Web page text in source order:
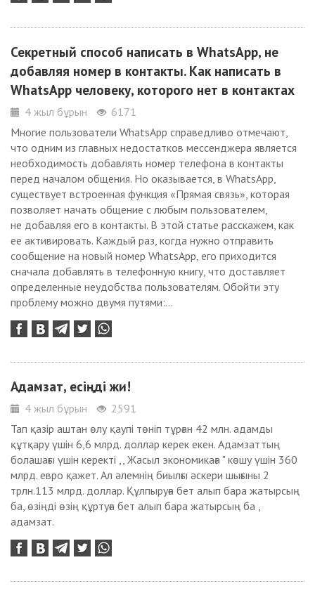
Секретный способ написать в WhatsApp, не
добавляя номер в контакты. Как написать в
WhatsApp человеку, которого нет в контактах
4 жыл бұрын
6171
Многие пользователи WhatsApp справедливо отмечают,
что одним из главных недостатков мессенджера является
необходимость добавлять номер телефона в контакты
перед началом общения. Но оказывается, в WhatsApp,
существует встроенная функция «Прямая связь», которая
позволяет начать общение с любым пользователем,
не добавляя его в контакты. В этой статье расскажем, как
ее активировать. Каждый раз, когда нужно отправить
сообщение на новый номер WhatsApp, его приходится
сначала добавлять в телефонную книгу, что доставляет
определенные неудобства пользователям. Обойти эту
проблему можно двумя путями:...
Адамзат, есіңді жи!
4 жыл бұрын
2591
Тап қазір аштан өлу қаупі төніп тұрған 42 млн. адамды
құтқару үшін 6,6 млрд. доллар керек екен. Адамзаттың
болашағы үшін керекті ,, Жасыл экономикаға " көшу үшін 360
млрд. евро қажет. Ал әлемнің биылғы әскери шығыны 2
трлн.113 млрд. доллар. Құлпыруға бет алып бара жатырсың
ба, өзіңді өзің құртуға бет алып бара жатырсың ба ,
адамзат.